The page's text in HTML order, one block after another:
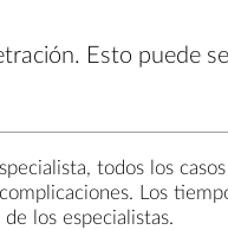
Esto puede
todos los
Los
los especialistas.